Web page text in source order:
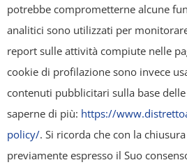
grafica ed il layout) sono di proprietà del
Sicilia" e tutelati dal diritto d’autore. È
pubblicarli, riscriverli, commercializzarli,
parte. Tutti i documenti presenti su questo
per il download, sono da intendere
Possono essere ridistribuiti, sempre
forma (testi, immagini, grafica, layout),
potrebbe comprometterne alcune
analitici sono utilizzati per
report sulle attività compiute nelle
cookie di profilazione sono invece
contenuti pubblicitari sulla base
saperne di più: https://
policy/. Si ricorda che con la
previamente espresso il Suo